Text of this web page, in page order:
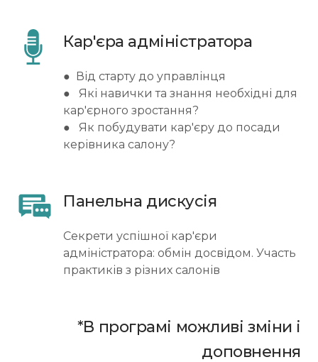
Кар'єра адміністратора
● Від старту до управлінця
● Які навички та знання необхідні для
кар'єрного зростання?
● Як побудувати кар'єру до посади
керівника салону?
Панельна дискусія
Секрети успішної кар'єри
адміністратора: обмін досвідом. Участь
практиків з різних салонів
*В програмі можливі зміни і
доповнення